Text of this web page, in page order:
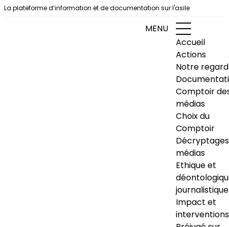
Aller au contenu
La plateforme d’information et de documentation sur l'asile
MENU
Accueil
Actions
Notre regard
Comptoir
médias
Choix du
Comptoir
Décryptages
médias
Ethique et
journalistique
Impact et
interventions